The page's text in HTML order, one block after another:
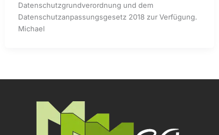
Datenschutzgrundverordnung und dem
Datenschutzanpassungsgesetz 2018 zur Verfügung.
Michael